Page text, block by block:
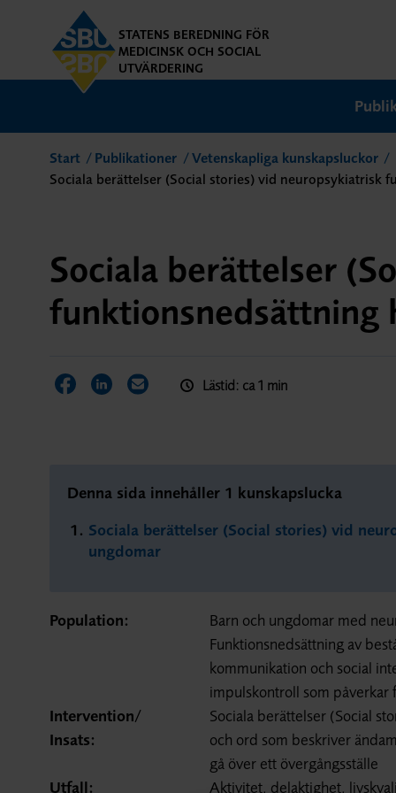
STATENS BEREDNING FÖR
MEDICINSK OCH SOCIAL
UTVÄRDERING
Start Publikationer
Vetenskapliga kunskapsluckor
Sociala berättelser (Social stories) vid neuropsykiatrisk
Sociala berättelser
funktionsnedsättning
Dela sidan på Facebook
Dela sidan på LinkedIn
Dela sidan via E-post
Lästid: ca 1 min
Denna sida innehåller 1 kunskapslucka
Sociala berättelser (Social stories) vid
ungdomar
Population:
Barn och ungdomar med
Funktionsnedsättning av
kommunikation och social
impulskontroll som
Intervention/
Insats:
Sociala berättelser (Social
och ord som beskriver
gå över ett övergångsställe
Utfall:
Aktivitet, delaktighet,